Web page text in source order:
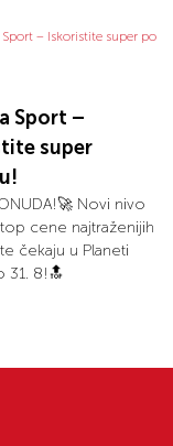
Sport –
super
Novi nivo
cene najtraženijih
čekaju u Planeti
31. 8!🔝